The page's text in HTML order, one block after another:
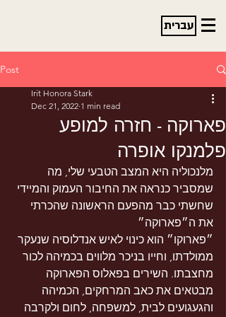
עברית
Post
פארוקה - חזרה למופע
פלמנקו אופרה
Irit Honora Stark
Dec 21, 2022 1 min read
מלנכוליה היא המצב הטבעי שלי, מה
שמסביר כנראה את החיבור העמוק והמיידי
שחשתי כבר מהפעם הראשונה שהכרתי
את ה״פארוקה״
״פארוקו״ הוא כינוי לאיש אנדלוסיה שנעקר
ממולדתו, וחייו בניכר מלווים בכמיהה לכור
מחצבתו. השירים בפאלוס הפארוקה
מבטאים את כאב המרחקים, הכמיהה
והגעגועים לבית, למשפחה, לחום ולקרבה